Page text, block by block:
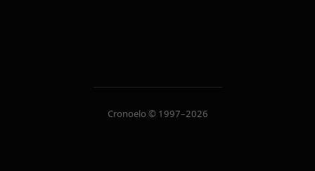
Cronoelo © 1997–2026